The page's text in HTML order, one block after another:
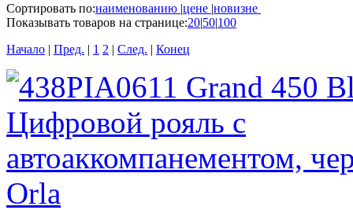
Сортировать по:наименованию |цене |новизне
Показывать товаров на странице:20|50|100
Начало | Пред. | 1 2 | След. | Конец